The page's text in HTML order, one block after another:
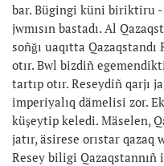
bar. Bügingi küni biriktiru -
jwmısın bastadı. Al
soñğı uaqıtta Qazaqstandı
otır. Bwl bizdiñ
tartıp otır. Reseydiñ qarjı
imperiyalıq dämelisi zor.
küşeytip keledi. Mäselen,
jatır, äsirese orıstar qazaq
Resey biligi